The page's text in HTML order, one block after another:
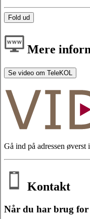
Fold ud
Mere
Se video om TeleKOL
Gå ind på adressen
Kontakt
Når du har brug